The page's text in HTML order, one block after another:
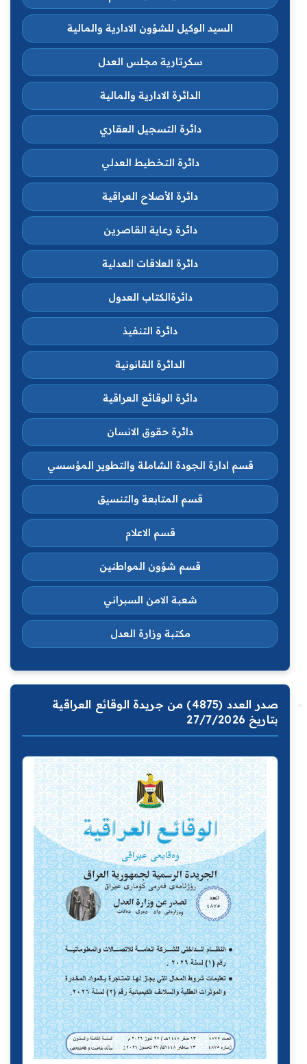
السيد الوكيل للشؤون الادارية والمالية
سكرتارية مجلس العدل
الدائرة الادارية والمالية
دائرة التسجيل العقاري
دائرة التخطيط العدلي
دائرة الأصلاح العراقية
دائرة رعاية القاصرين
دائرة العلاقات العدلية
دائرةالكتاب العدول
دائرة التنفيذ
الدائرة القانونية
دائرة الوقائع العراقية
دائرة حقوق الانسان
قسم ادارة الجودة الشاملة والتطوير المؤسسي
قسم المتابعة والتنسيق
قسم الاعلام
قسم شؤون المواطنين
شعبة الامن السبراني
مكتبة وزارة العدل
صدر العدد (4875) من جريدة الوقائع العراقية
بتاريخ 27/7/2026